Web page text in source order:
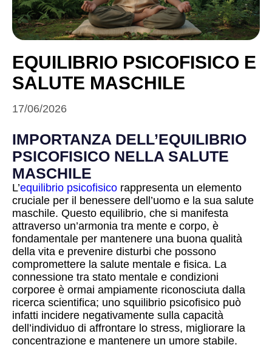
EQUILIBRIO PSICOFISICO E
SALUTE MASCHILE
17/06/2026
IMPORTANZA DELL’EQUILIBRIO
PSICOFISICO NELLA SALUTE
MASCHILE
L’equilibrio psicofisico rappresenta un elemento
cruciale per il benessere dell’uomo e la sua salute
maschile. Questo equilibrio, che si manifesta
attraverso un’armonia tra mente e corpo, è
fondamentale per mantenere una buona qualità
della vita e prevenire disturbi che possono
compromettere la salute mentale e fisica. La
connessione tra stato mentale e condizioni
corporee è ormai ampiamente riconosciuta dalla
ricerca scientifica; uno squilibrio psicofisico può
infatti incidere negativamente sulla capacità
dell’individuo di affrontare lo stress, migliorare la
concentrazione e mantenere un umore stabile.